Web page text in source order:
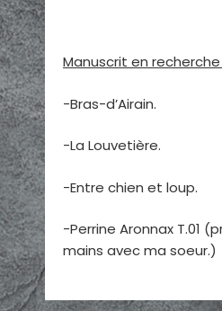
Manuscrit en recherche
-Bras-d’Airain.
-La Louvetière.
-Entre chien et loup.
-Perrine Aronnax T.01
mains avec ma soeur.)